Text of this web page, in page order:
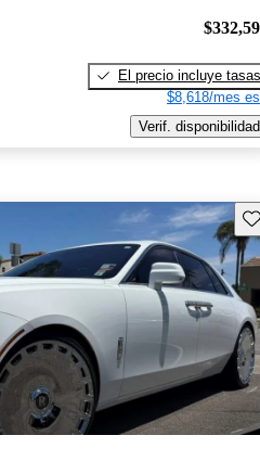
El precio incluye tasas
$8,618/mes
Verif. disponibilidad